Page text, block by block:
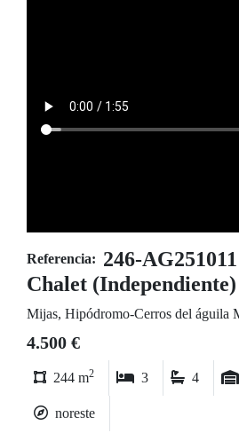
Referencia: 246-AG251011
Chalet
Mijas, Hipódromo-Cerros del águila
4.500 €
244 m2 3 4
noreste